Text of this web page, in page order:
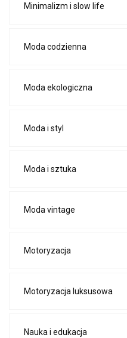
Minimalizm i slow life
Moda codzienna
Moda ekologiczna
Moda i styl
Moda i sztuka
Moda vintage
Motoryzacja
Motoryzacja luksusowa
Nauka i edukacja